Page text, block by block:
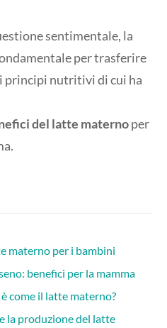
sentimentale, la
per trasferire
principi nutritivi di cui ha
del latte maternoper
materno per i bambini
benefici per la mamma
come il latte materno?
la produzione del latte